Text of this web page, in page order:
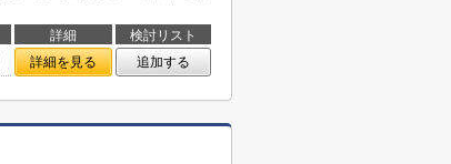
詳細
検討リスト
詳細を見る 追加する